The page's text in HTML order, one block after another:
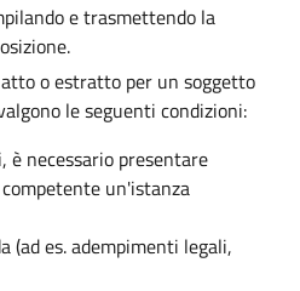
e trasmettendo la
o estratto per un soggetto
le seguenti condizioni:
necessario presentare
un'istanza
(ad es. adempimenti legali,